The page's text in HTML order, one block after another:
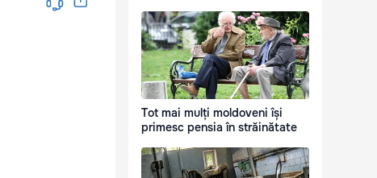
Tot mai mulți moldoveni își
primesc pensia în străinătate